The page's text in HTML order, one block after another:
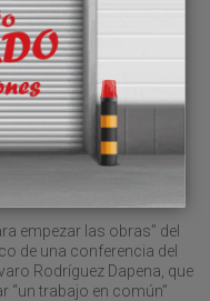
compañía neerlandesa
600 buques valorada en
de 5 años”
empezar las obras” del
de una conferencia del
Rodríguez Dapena, que
“un trabajo en común”